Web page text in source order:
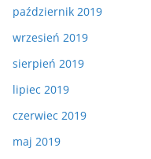
październik 2019
wrzesień 2019
sierpień 2019
lipiec 2019
czerwiec 2019
maj 2019